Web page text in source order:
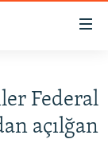
Federal
açılğan